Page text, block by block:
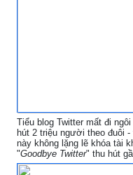
Tiểu blog Twitter mất đi
hút 2 triệu người theo đuôi
này không lặng lẽ khóa tài
"Goodbye Twitter" thu hút